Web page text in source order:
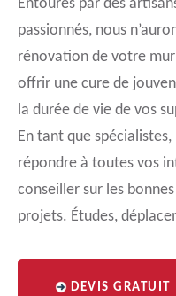
Entourés par des
passionnés, nous
rénovation de votre
offrir une cure de
la durée de vie de vos
En tant que
répondre à toutes vos
conseiller sur les
projets. Études,
DEVIS GRATUIT